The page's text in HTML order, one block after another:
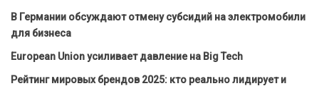
В Германии обсуждают отмену субсидий на электромобили
для бизнеса
European Union усиливает давление на Big Tech
Рейтинг мировых брендов 2025: кто реально лидирует и